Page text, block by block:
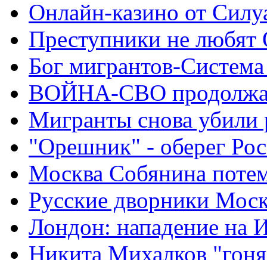
Онлайн-казино от
Преступники не
Бог мигрантов-
ВОЙНА-СВО
Мигранты снова убили
"Орешник" - оберег
Москва Собянина
Русские дворники
Лондон: нападение на
Никита Михалков